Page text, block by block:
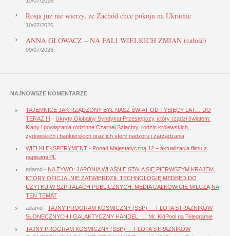
Rosja już nie wierzy, że Zachód chce pokoju na Ukrainie
10/07/2026
ANNA GŁOWACZ – NA FALI WIELKICH ZMIAN (całość)
09/07/2026
NAJNOWSZE KOMENTARZE
TAJEMNICE JAK RZĄDZONY BYŁ NASZ ŚWIAT OD TYSIĘCY LAT… DO
TERAZ !!! - Ukryty Globalny Syndykat Przestępczy, który rządzi światem:
Klany i powiązania rodzinne Czarnej Szlachty, rodzin królewskich,
żydowskich i bankierskich oraz ich sfery nadzoru i zarządzania
WIELKI EKSPERYMENT - Ponad Majestatyczną 12 – aktualizacja filmu z
napisami PL
adamd - NA ŻYWO: JAPONIA WŁAŚNIE STAŁA SIĘ PIERWSZYM KRAJEM,
KTÓRY OFICJALNIE ZATWIERDZIŁ TECHNOLOGIĘ MEDBED DO
UŻYTKU W SZPITALACH PUBLICZNYCH. MEDIA CAŁKOWICIE MILCZĄ NA
TEN TEMAT
adamd - TAJNY PROGRAM KOSMICZNY (SSP) — FLOTA STRAŻNIKÓW
SŁONECZNYCH I GALAKTYCZNY HANDEL. … Mr. KidPool na Telegramie
TAJNY PROGRAM KOSMICZNY (SSP) — FLOTA STRAŻNIKÓW